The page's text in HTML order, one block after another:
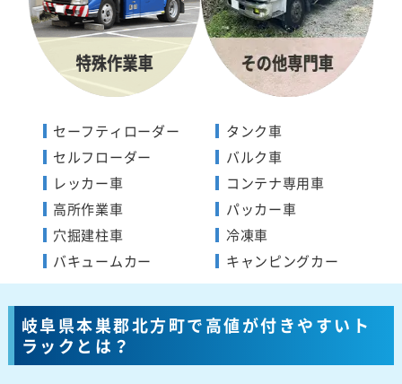
セーフティローダー
セルフローダー
レッカー車
高所作業車
穴掘建柱車
バキュームカー
タンク車
バルク車
コンテナ専用車
パッカー車
冷凍車
キャンピングカー
岐阜県本巣郡北方町で高値が付きやすいト
ラックとは？